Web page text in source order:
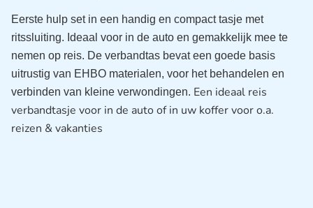
Eerste hulp set in een handig en compact tasje met
ritssluiting. Ideaal voor in de auto en gemakkelijk mee te
nemen op reis. De verbandtas bevat een goede basis
uitrustig van EHBO materialen, voor het behandelen en
verbinden van kleine verwondingen. Een ideaal reis
verbandtasje voor in de auto of in uw koffer voor o.a.
reizen & vakanties